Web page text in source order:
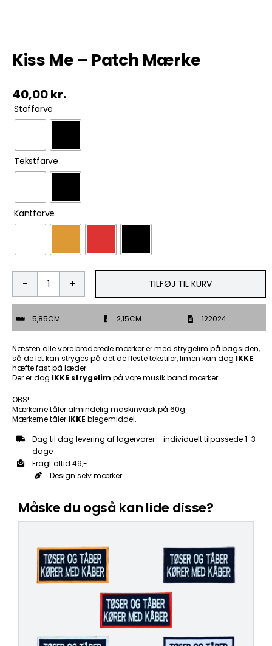
ØL & Spiritus
Andre Mærker
Tøj & Andre Varer
Rodkasse/Tilbud
Kiss Me – Patch Mærke
40,00kr.
Stoffarve
Tekstfarve
Kantfarve
Kiss
Me
Patch
Mærke
antal
TILFØJ TIL KURV
5,85CM 2,15CM 122024
Næsten alle vore broderede mærker er med strygelim på bagsiden,
så de let kan stryges på det de fleste tekstiler, limen kan dog IKKE
hæfte fast på læder.
Der er dog IKKE strygelim på vore musik band mærker.
OBS!
Mærkerne tåler almindelig maskinvask på 60g.
Mærkerne tåler IKKE blegemiddel.
Dag til dag levering af lagervarer – individuelt tilpassede 1-3
dage
Fragt altid 49,-
Design selv mærker
Måske du også kan lide disse?